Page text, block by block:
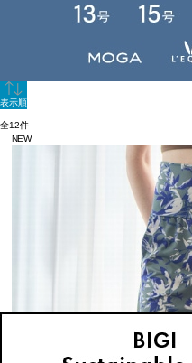
表示順
全12件
NEW